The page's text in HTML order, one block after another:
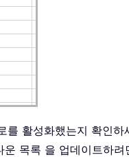
활성화했는지 확인
목록 을 업데이트하려